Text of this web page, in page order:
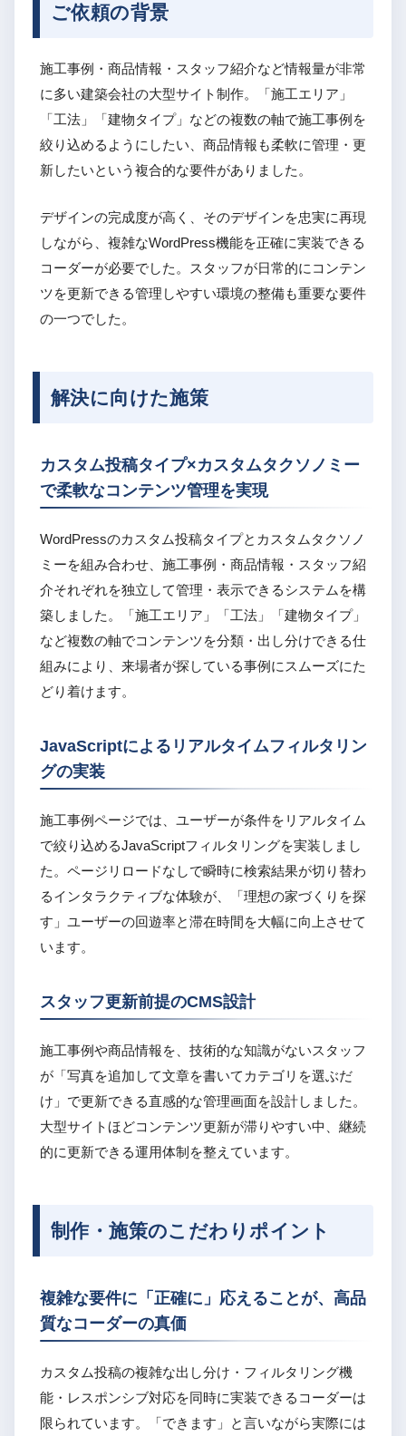
ご依頼の背景
施工事例・商品情報・スタッフ紹介など情報量が非常
に多い建築会社の大型サイト制作。「施工エリア」
「工法」「建物タイプ」などの複数の軸で施工事例を
絞り込めるようにしたい、商品情報も柔軟に管理・更
新したいという複合的な要件がありました。
デザインの完成度が高く、そのデザインを忠実に再現
しながら、複雑なWordPress機能を正確に実装できる
コーダーが必要でした。スタッフが日常的にコンテン
ツを更新できる管理しやすい環境の整備も重要な要件
の一つでした。
解決に向けた施策
カスタム投稿タイプ×カスタムタクソノミー
で柔軟なコンテンツ管理を実現
WordPressのカスタム投稿タイプとカスタムタクソノ
ミーを組み合わせ、施工事例・商品情報・スタッフ紹
介それぞれを独立して管理・表示できるシステムを構
築しました。「施工エリア」「工法」「建物タイプ」
など複数の軸でコンテンツを分類・出し分けできる仕
組みにより、来場者が探している事例にスムーズにた
どり着けます。
JavaScriptによるリアルタイムフィルタリン
グの実装
施工事例ページでは、ユーザーが条件をリアルタイム
で絞り込めるJavaScriptフィルタリングを実装しまし
た。ページリロードなしで瞬時に検索結果が切り替わ
るインタラクティブな体験が、「理想の家づくりを探
す」ユーザーの回遊率と滞在時間を大幅に向上させて
います。
スタッフ更新前提のCMS設計
施工事例や商品情報を、技術的な知識がないスタッフ
が「写真を追加して文章を書いてカテゴリを選ぶだ
け」で更新できる直感的な管理画面を設計しました。
大型サイトほどコンテンツ更新が滞りやすい中、継続
的に更新できる運用体制を整えています。
制作・施策のこだわりポイント
複雑な要件に「正確に」応えることが、高品
質なコーダーの真価
カスタム投稿の複雑な出し分け・フィルタリング機
能・レスポンシブ対応を同時に実装できるコーダーは
限られています。「できます」と言いながら実際には